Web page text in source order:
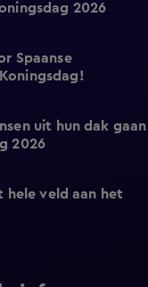
2026
Spaanse
uit hun dak gaan
2026
hele veld aan het